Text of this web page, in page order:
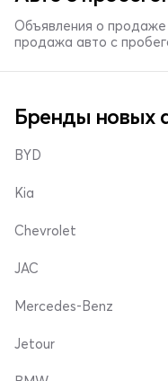
Объявления о продаже
продажа авто с
Бренды новых
BYD
Kia
Chevrolet
JAC
Mercedes-Benz
Jetour